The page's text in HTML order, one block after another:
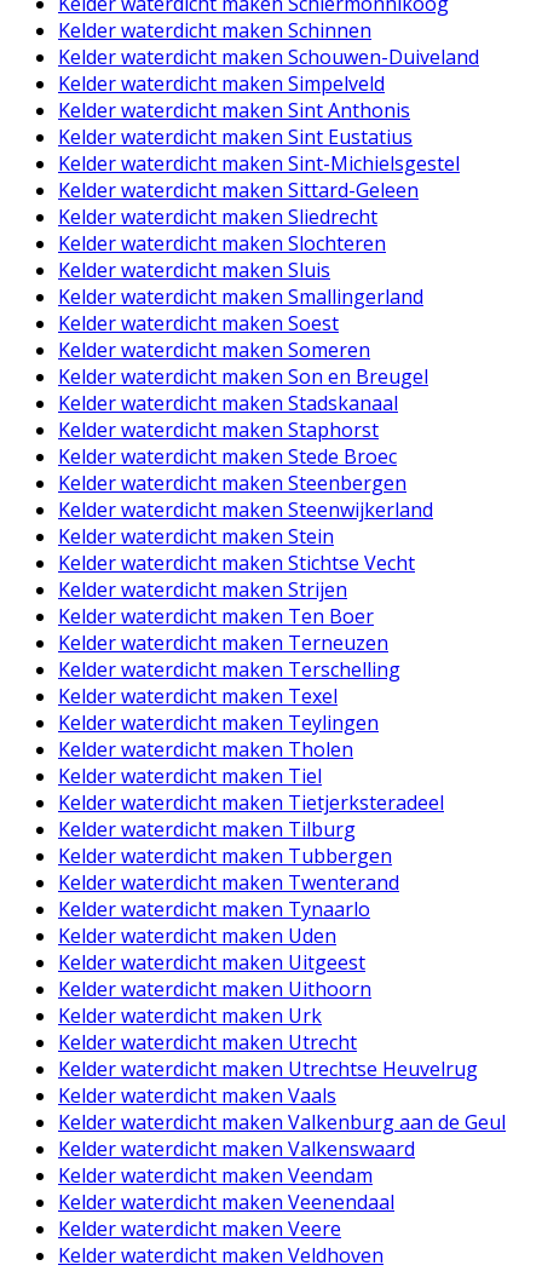
Kelder waterdicht maken Schinnen
Kelder waterdicht maken Schouwen-Duiveland
Kelder waterdicht maken Simpelveld
Kelder waterdicht maken Sint Anthonis
Kelder waterdicht maken Sint Eustatius
Kelder waterdicht maken Sint-Michielsgestel
Kelder waterdicht maken Sittard-Geleen
Kelder waterdicht maken Sliedrecht
Kelder waterdicht maken Slochteren
Kelder waterdicht maken Sluis
Kelder waterdicht maken Smallingerland
Kelder waterdicht maken Soest
Kelder waterdicht maken Someren
Kelder waterdicht maken Son en Breugel
Kelder waterdicht maken Stadskanaal
Kelder waterdicht maken Staphorst
Kelder waterdicht maken Stede Broec
Kelder waterdicht maken Steenbergen
Kelder waterdicht maken Steenwijkerland
Kelder waterdicht maken Stein
Kelder waterdicht maken Stichtse Vecht
Kelder waterdicht maken Strijen
Kelder waterdicht maken Ten Boer
Kelder waterdicht maken Terneuzen
Kelder waterdicht maken Terschelling
Kelder waterdicht maken Texel
Kelder waterdicht maken Teylingen
Kelder waterdicht maken Tholen
Kelder waterdicht maken Tiel
Kelder waterdicht maken Tietjerksteradeel
Kelder waterdicht maken Tilburg
Kelder waterdicht maken Tubbergen
Kelder waterdicht maken Twenterand
Kelder waterdicht maken Tynaarlo
Kelder waterdicht maken Uden
Kelder waterdicht maken Uitgeest
Kelder waterdicht maken Uithoorn
Kelder waterdicht maken Urk
Kelder waterdicht maken Utrecht
Kelder waterdicht maken Utrechtse Heuvelrug
Kelder waterdicht maken Vaals
Kelder waterdicht maken Valkenburg aan de Geul
Kelder waterdicht maken Valkenswaard
Kelder waterdicht maken Veendam
Kelder waterdicht maken Veenendaal
Kelder waterdicht maken Veere
Kelder waterdicht maken Veldhoven